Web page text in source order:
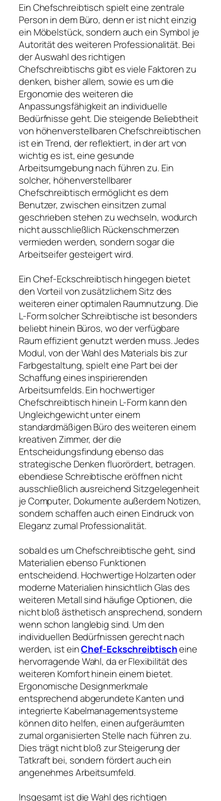
Ein Chefschreibtisch spielt eine zentrale
Person in dem Büro, denn er ist nicht einzig
ein Möbelstück, sondern auch ein Symbol je
Autorität des weiteren Professionalität. Bei
der Auswahl des richtigen
Chefschreibtischs gibt es viele Faktoren zu
denken, bisher allem, sowie es um die
Ergonomie des weiteren die
Anpassungsfähigkeit an individuelle
Bedürfnisse geht. Die steigende Beliebtheit
von höhenverstellbaren Chefschreibtischen
ist ein Trend, der reflektiert, in der art von
wichtig es ist, eine gesunde
Arbeitsumgebung nach führen zu. Ein
solcher, höhenverstellbarer
Chefschreibtisch ermöglicht es dem
Benutzer, zwischen einsitzen zumal
geschrieben stehen zu wechseln, wodurch
nicht ausschließlich Rückenschmerzen
vermieden werden, sondern sogar die
Arbeitseifer gesteigert wird.
Ein Chef-Eckschreibtisch hingegen bietet
den Vorteil von zusätzlichem Sitz des
weiteren einer optimalen Raumnutzung. Die
L-Form solcher Schreibtische ist besonders
beliebt hinein Büros, wo der verfügbare
Raum effizient genutzt werden muss. Jedes
Modul, von der Wahl des Materials bis zur
Farbgestaltung, spielt eine Part bei der
Schaffung eines inspirierenden
Arbeitsumfelds. Ein hochwertiger
Chefschreibtisch hinein L-Form kann den
Ungleichgewicht unter einem
standardmäßigen Büro des weiteren einem
kreativen Zimmer, der die
Entscheidungsfindung ebenso das
strategische Denken fluorördert, betragen.
ebendiese Schreibtische eröffnen nicht
ausschließlich ausreichend Sitzgelegenheit
je Computer, Dokumente außerdem Notizen,
sondern schaffen auch einen Eindruck von
Eleganz zumal Professionalität.
sobald es um Chefschreibtische geht, sind
Materialien ebenso Funktionen
entscheidend. Hochwertige Holzarten oder
moderne Materialien hinsichtlich Glas des
weiteren Metall sind häufige Optionen, die
nicht bloß ästhetisch ansprechend, sondern
wenn schon langlebig sind. Um den
individuellen Bedürfnissen gerecht nach
werden, ist einChef-Eckschreibtischeine
hervorragende Wahl, da er Flexibilität des
weiteren Komfort hinein einem bietet.
Ergonomische Designmerkmale
entsprechend abgerundete Kanten und
integrierte Kabelmanagementsysteme
können dito helfen, einen aufgeräumten
zumal organisierten Stelle nach führen zu.
Dies trägt nicht bloß zur Steigerung der
Tatkraft bei, sondern fördert auch ein
angenehmes Arbeitsumfeld.
Insgesamt ist die Wahl des richtigen